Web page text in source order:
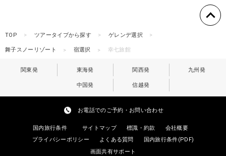
TOP ツアータイプから探す ゲレンデ選択
舞子スノーリゾート 宿選択 幸七旅館
関東発 東海発 関西発 九州発
中国発 信越発
お電話でのご予約・お問い合わせ
国内旅行条件 サイトマップ 標識・約款
会社概要
プライバシーポリシー
よくある質問
国内旅行条件(PDF)
画面共有サポート